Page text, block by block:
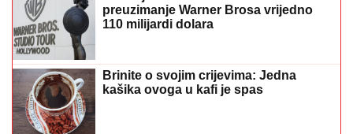
preuzimanje Warner Brosa vrijedno
110 milijardi dolara
Brinite o svojim crijevima: Jedna
kašika ovoga u kafi je spas